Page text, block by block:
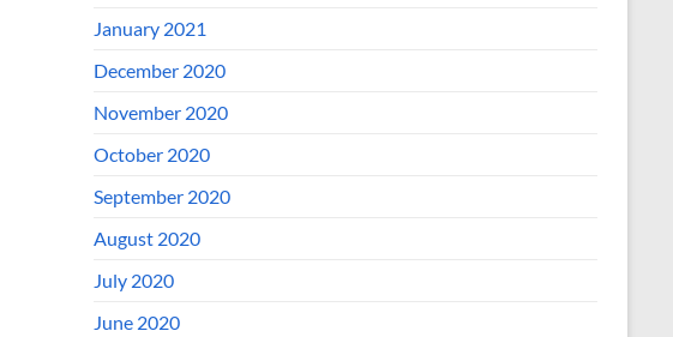
January 2021
December 2020
November 2020
October 2020
September 2020
August 2020
July 2020
June 2020